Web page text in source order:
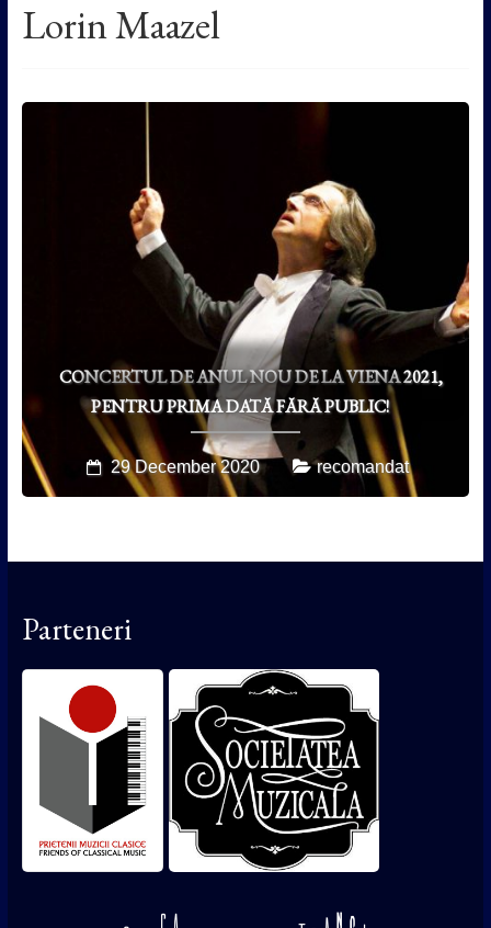
Lorin Maazel
CONCERTUL DE ANUL NOU DE LA VIENA 2021,
PENTRU PRIMA DATĂ FĂRĂ PUBLIC!
29 December 2020 recomandat
Parteneri